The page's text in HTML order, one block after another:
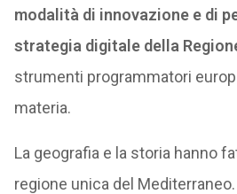
modalità di innovazione e di
strategia digitale della
strumenti programmatori
materia.
La geografia e la storia hanno
regione unica del